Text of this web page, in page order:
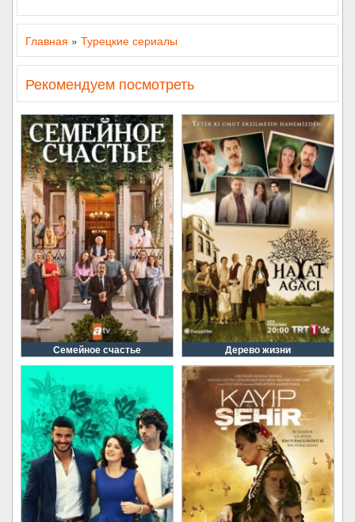
Главная » Турецкие сериалы
Рекомендуем посмотреть
Семейное счастье Дерево жизни